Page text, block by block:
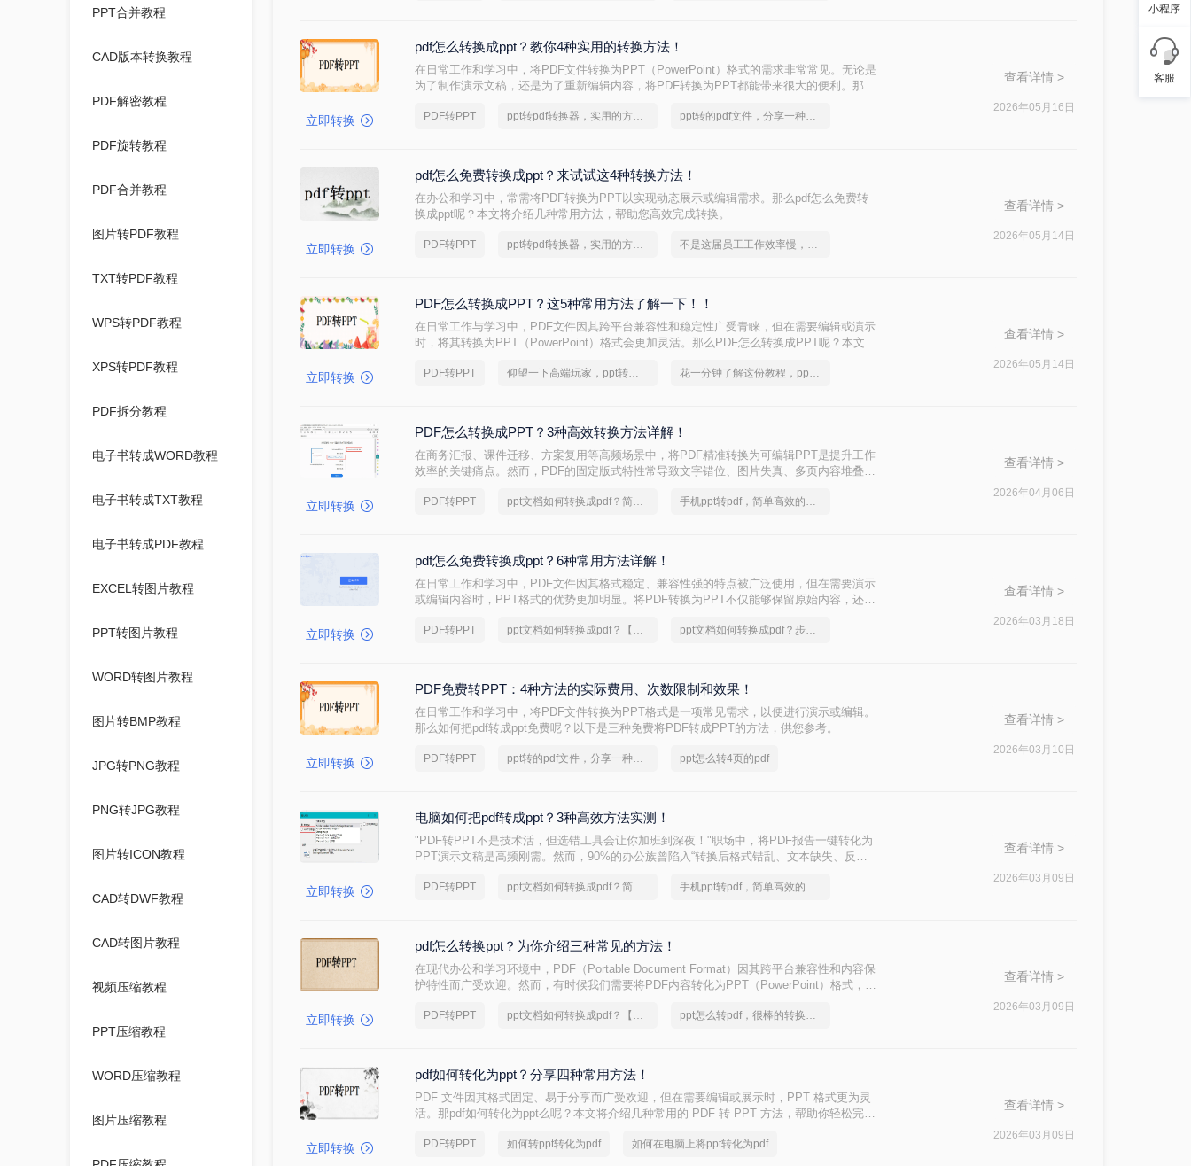
PPT合并教程
CAD版本转换教程
PDF解密教程
PDF旋转教程
PDF合并教程
图片转PDF教程
TXT转PDF教程
WPS转PDF教程
XPS转PDF教程
PDF拆分教程
电子书转成WORD教程
电子书转成TXT教程
电子书转成PDF教程
EXCEL转图片教程
PPT转图片教程
WORD转图片教程
图片转BMP教程
JPG转PNG教程
PNG转JPG教程
图片转ICON教程
CAD转DWF教程
CAD转图片教程
视频压缩教程
PPT压缩教程
WORD压缩教程
图片压缩教程
立即转换
pdf怎么转换成ppt？教你4种实用的转换方法！
在日常工作和学习中，将PDF文件转换为PPT（PowerPoint）格式的需求非常常见。无论是
为了制作演示文稿，还是为了重新编辑内容，将PDF转换为PPT都能带来很大的便利。那么
PDF转PPT ppt转pdf转换器，实用的方法来了 ppt转的pdf文件，分享一种简单的方法
查看详情 >
2026年05月16日
立即转换
pdf怎么免费转换成ppt？来试试这4种转换方法！
在办公和学习中，常需将PDF转换为PPT以实现动态展示或编辑需求。那么pdf怎么免费转
换成ppt呢？本文将介绍几种常用方法，帮助您高效完成转换。
PDF转PPT ppt转pdf转换器，实用的方法来了 不是这届员工工作效率慢，是你不会ppt转换成pdf这一招！
查看详情 >
2026年05月14日
立即转换
PDF怎么转换成PPT？这5种常用方法了解一下！！
在日常工作与学习中，PDF文件因其跨平台兼容性和稳定性广受青睐，但在需要编辑或演示
时，将其转换为PPT（PowerPoint）格式会更加灵活。那么PDF怎么转换成PPT呢？本文将
PDF转PPT 仰望一下高端玩家，ppt转换成pdf轻轻松松 花一分钟了解这份教程，ppt转换成pdf不再是难题
查看详情 >
2026年05月14日
立即转换
PDF怎么转换成PPT？3种高效转换方法详解！
在商务汇报、课件迁移、方案复用等高频场景中，将PDF精准转换为可编辑PPT是提升工作
效率的关键痛点。然而，PDF的固定版式特性常导致文字错位、图片失真、多页内容堆叠等
操作，提供可落地的解决方案。
PDF转PPT ppt文档如何转换成pdf？简单高效的恢复方法 手机ppt转pdf，简单高效的转换方法
查看详情 >
2026年04月06日
立即转换
pdf怎么免费转换成ppt？6种常用方法详解！
在日常工作和学习中，PDF文件因其格式稳定、兼容性强的特点被广泛使用，但在需要演示
或编辑内容时，PPT格式的优势更加明显。将PDF转换为PPT不仅能够保留原始内容，还能
绍6种免费将PDF转换为PPT的方法，帮助您高效完成文件格式转换。
PDF转PPT ppt文档如何转换成pdf？【图文详解】 ppt文档如何转换成pdf？步骤详解
查看详情 >
2026年03月18日
立即转换
PDF免费转PPT：4种方法的实际费用、次数限制和效果！
在日常工作和学习中，将PDF文件转换为PPT格式是一项常见需求，以便进行演示或编辑。
那么如何把pdf转成ppt免费呢？以下是三种免费将PDF转成PPT的方法，供您参考。
PDF转PPT ppt转的pdf文件，分享一种简单的方法 ppt怎么转4页的pdf
查看详情 >
2026年03月10日
立即转换
电脑如何把pdf转成ppt？3种高效方法实测！
"PDF转PPT不是技术活，但选错工具会让你加班到深夜！"职场中，将PDF报告一键转化为
PPT演示文稿是高频刚需。然而，90%的办公族曾陷入“转换后格式错乱、文本缺失、反复
PDF转PPT ppt文档如何转换成pdf？简单高效的恢复方法 手机ppt转pdf，简单高效的转换方法
查看详情 >
2026年03月09日
立即转换
pdf怎么转换ppt？为你介绍三种常见的方法！
在现代办公和学习环境中，PDF（Portable Document Format）因其跨平台兼容性和内容保
护特性而广受欢迎。然而，有时候我们需要将PDF内容转化为PPT（PowerPoint）格式，以
为PPT的方法，帮助您轻松应对这一需求。
PDF转PPT ppt文档如何转换成pdf？【详细介绍】 ppt怎么转pdf，很棒的转换方法
查看详情 >
2026年03月09日
立即转换
pdf如何转化为ppt？分享四种常用方法！
PDF 文件因其格式固定、易于分享而广受欢迎，但在需要编辑或展示时，PPT 格式更为灵
活。那pdf如何转化为ppt么呢？本文将介绍几种常用的 PDF 转 PPT 方法，帮助你轻松完成
PDF转PPT 如何转ppt转化为pdf 如何在电脑上将ppt转化为pdf
查看详情 >
2026年03月09日
小程序
客服